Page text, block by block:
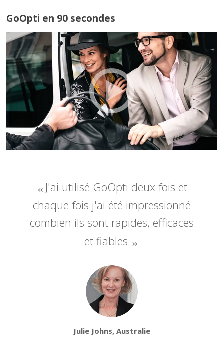
GoOpti en 90 secondes
J'ai utilisé GoOpti deux fois et
chaque fois j'ai été impressionné
combien ils sont rapides, efficaces
et fiables.
Julie Johns, Australie